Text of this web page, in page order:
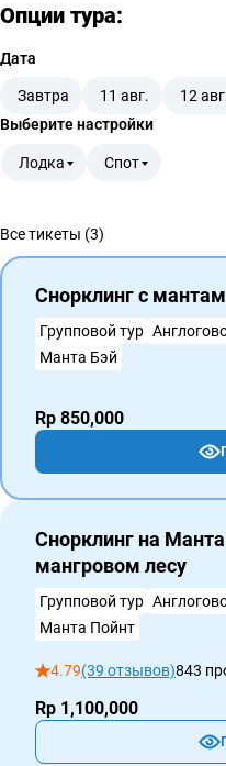
Опции тура:
Дата
Завтра 11 авг.
12
Выберите настройки
Лодка Спот
Все тикеты (3)
Снорклинг с
Групповой тур
Манта Бэй
Rp 850,000
Cнорклинг на
мангровом лесу
Групповой тур
Манта Пойнт
4.79(39 отзывов)843
Rp 1,100,000